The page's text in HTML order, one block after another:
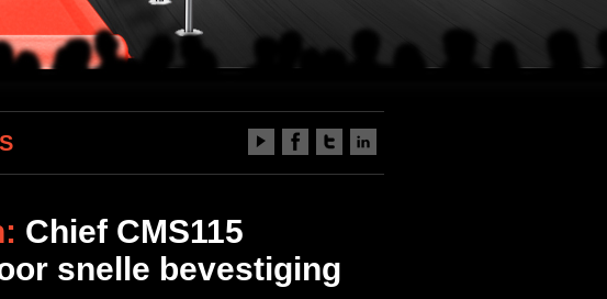
Chief CMS115
snelle bevestiging